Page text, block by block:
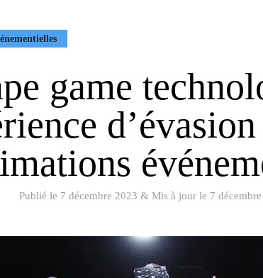
game
Publié le 7 décembre 2023 & Mis à jour le 7